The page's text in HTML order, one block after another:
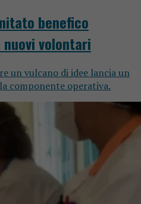
benefico
volontari
un vulcano di idee lancia un
componente operativa.